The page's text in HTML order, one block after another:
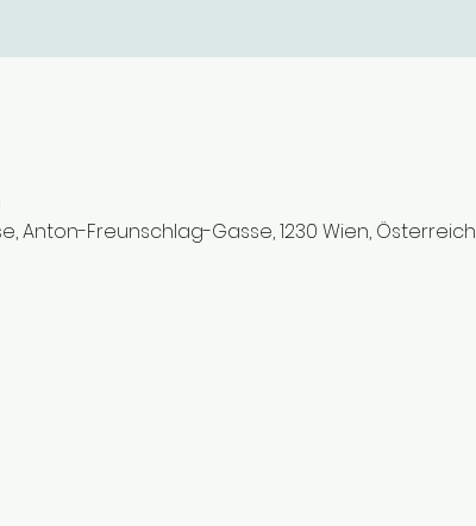
Anton-Freunschlag-Gasse, 1230 Wien, Österreich